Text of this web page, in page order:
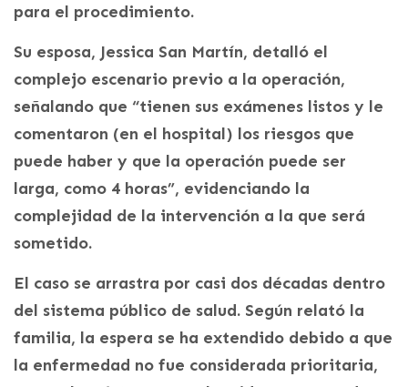
para el procedimiento.
Su esposa, Jessica San Martín, detalló el
complejo escenario previo a la operación,
señalando que “tienen sus exámenes listos y le
comentaron (en el hospital) los riesgos que
puede haber y que la operación puede ser
larga, como 4 horas”, evidenciando la
complejidad de la intervención a la que será
sometido.
El caso se arrastra por casi dos décadas dentro
del sistema público de salud. Según relató la
familia, la espera se ha extendido debido a que
la enfermedad no fue considerada prioritaria,